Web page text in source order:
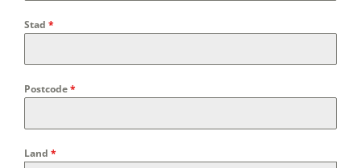
Stad *
Postcode*
Land *